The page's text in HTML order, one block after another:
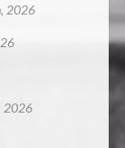
2026
2026